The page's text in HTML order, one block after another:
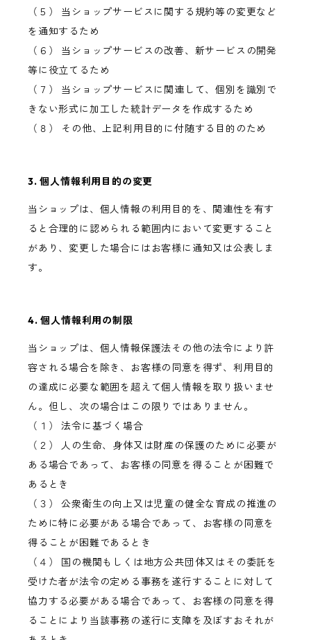
（５） 当ショップサービスに関する規約等の変更など
を通知するため
（６） 当ショップサービスの改善、新サービスの開発
等に役立てるため
（７） 当ショップサービスに関連して、個別を識別で
きない形式に加工した統計データを作成するため
（８） その他、上記利用目的に付随する目的のため
3. 個人情報利用目的の変更
当ショップは、個人情報の利用目的を、関連性を有す
ると合理的に認められる範囲内において変更すること
があり、変更した場合にはお客様に通知又は公表しま
す。
4. 個人情報利用の制限
当ショップは、個人情報保護法その他の法令により許
容される場合を除き、お客様の同意を得ず、利用目的
の達成に必要な範囲を超えて個人情報を取り扱いませ
ん。但し、次の場合はこの限りではありません。
（１） 法令に基づく場合
（２） 人の生命、身体又は財産の保護のために必要が
ある場合であって、お客様の同意を得ることが困難で
あるとき
（３） 公衆衛生の向上又は児童の健全な育成の推進の
ために特に必要がある場合であって、お客様の同意を
得ることが困難であるとき
（４） 国の機関もしくは地方公共団体又はその委託を
受けた者が法令の定める事務を遂行することに対して
協力する必要がある場合であって、お客様の同意を得
ることにより当該事務の遂行に支障を及ぼすおそれが